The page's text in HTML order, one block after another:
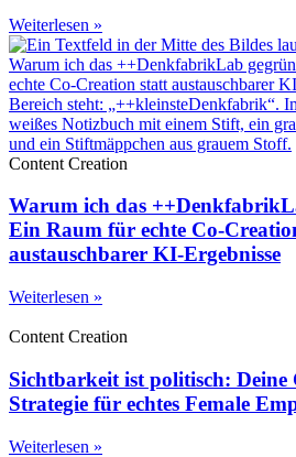
Weiterlesen »
Content Creation
Warum ich das
Ein Raum für echte Co-
austauschbarer KI-Ergebnisse
Weiterlesen »
Content Creation
Sichtbarkeit ist politisch: Deine
Strategie für echtes Female
Weiterlesen »